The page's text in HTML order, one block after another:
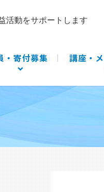
活動をサポートします
・寄付募集 講座・